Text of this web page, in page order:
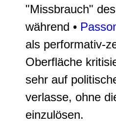
"Missbrauch"
während •
als performativ-
Oberfläche
sehr auf
verlasse, ohne
einzulösen.